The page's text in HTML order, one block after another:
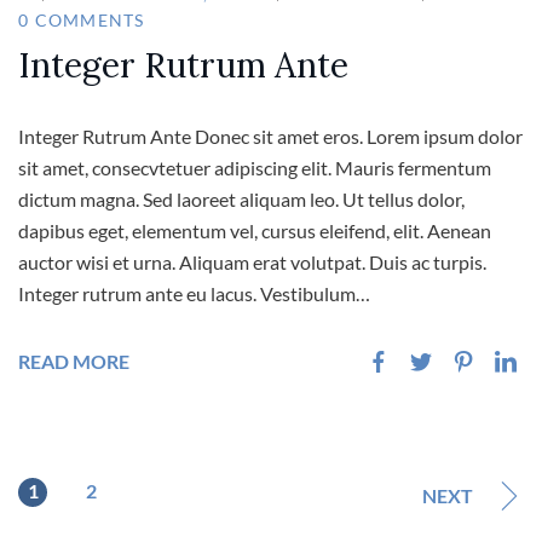
0 COMMENTS
Integer Rutrum Ante
Integer Rutrum Ante Donec sit amet eros. Lorem ipsum dolor
sit amet, consecvtetuer adipiscing elit. Mauris fermentum
dictum magna. Sed laoreet aliquam leo. Ut tellus dolor,
dapibus eget, elementum vel, cursus eleifend, elit. Aenean
auctor wisi et urna. Aliquam erat volutpat. Duis ac turpis.
Integer rutrum ante eu lacus. Vestibulum…
READ MORE
1 2 NEXT